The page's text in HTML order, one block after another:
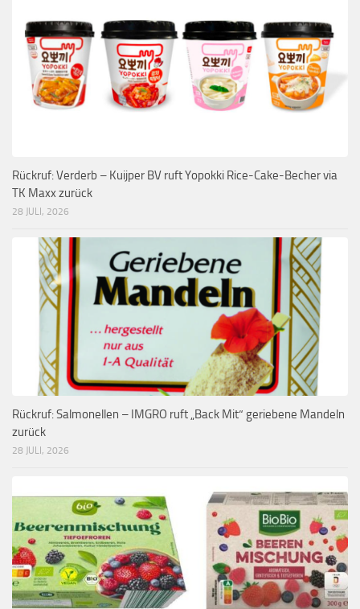
Rückruf: Verderb – Kuijper BV ruft Yopokki Rice-Cake-Becher via
TK Maxx zurück
28 JULI, 2026
Rückruf: Salmonellen – IMGRO ruft „Back Mit“ geriebene Mandeln
zurück
28 JULI, 2026